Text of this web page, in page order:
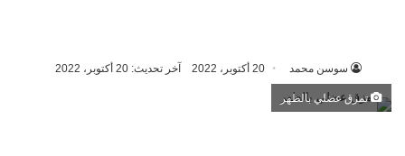
سوسن محمد 20 أكتوبر، 2022 آخر تحديث: 20 أكتوبر، 2022
تمزق عضلي بالظهر